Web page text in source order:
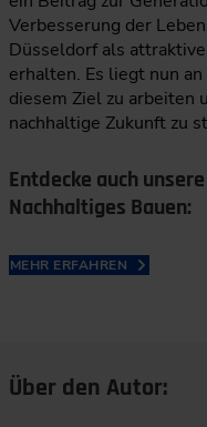
Verbesserung der
Düsseldorf als
erhalten. Es liegt nun
diesem Ziel zu arbeiten
nachhaltige Zukunft zu
Entdecke auch
Nachhaltiges Bauen:
MEHR ERFAHREN
Über den Autor: